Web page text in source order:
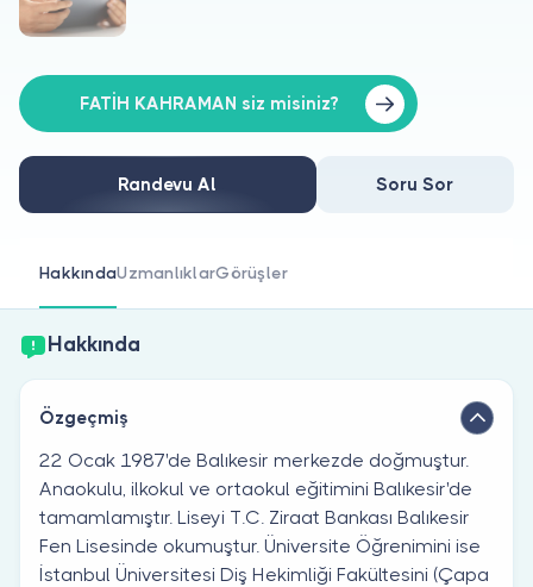
Hakkımızda
Doktorlar için
Doktor musunuz?
FATİH KAHRAMAN siz misiniz?
Randevu Al Soru Sor
HakkındaUzmanlıklarGörüşler
Hakkında
Özgeçmiş
22 Ocak 1987'de Balıkesir merkezde doğmuştur.
Anaokulu, ilkokul ve ortaokul eğitimini Balıkesir'de
tamamlamıştır. Liseyi T.C. Ziraat Bankası Balıkesir
Fen Lisesinde okumuştur. Üniversite Öğrenimini ise
İstanbul Üniversitesi Diş Hekimliği Fakültesini (Çapa